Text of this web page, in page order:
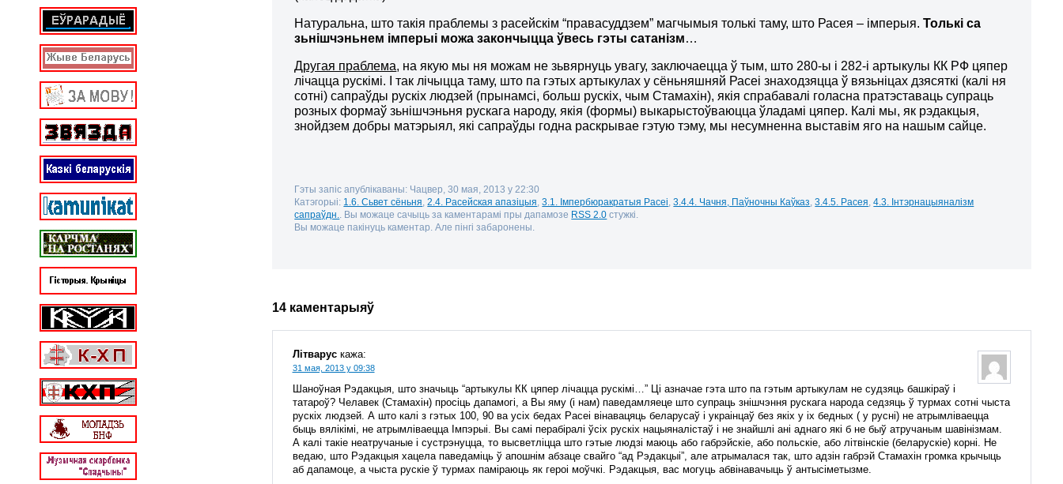
Натуральна, што такія праблемы з расейскім “правасуддзем” магчымыя толькі таму, што Расея – імперыя.Толькі са
зьнішчэньнем імперыі можа закончыцца ўвесь гэты сатанізм…
Другая праблема, на якую мы ня можам не зьвярнуць увагу, заключаецца ў тым, што 280-ы і 282-і артыкулы КК РФ цяпер
лічацца рускімі. І так лічыцца таму, што па гэтых артыкулах у сёньняшняй Расеі знаходзяцца ў вязьніцах дзясяткі (калі ня
сотні) сапраўды рускіх людзей (прынамсі, больш рускіх, чым Стамахін), якія спрабавалі голасна пратэставаць супраць
розных формаў зьнішчэньня рускага народу, якія (формы) выкарыстоўваюцца ўладамі цяпер. Калі мы, як рэдакцыя,
знойдзем добры матэрыял, які сапраўды годна раскрывае гэтую тэму, мы несумненна выставім яго на нашым сайце.
Гэты запіс апублікаваны: Чацвер, 30 мая, 2013 у 22:30
Катэгорыі: 1.6. Сьвет сёньня ,2.4. Расейская апазіцыя ,3.1. Імпербюракратыя Расеі ,3.4.4. Чачня, Паўночны Каўказ ,3.4.5. Расея ,4.3. Інтэрнацыяналізм
сапраўдн.
. Вы можаце сачыць за каментарамі пры дапамозе RSS 2.0 стужкі.
Вы можаце пакінуць каментар. Але пінгі забаронены.
14 каментарыяў
Літварус кажа:
31 мая, 2013 у 09:38
Шаноўная Рэдакцыя, што значыць “артыкулы КК цяпер лічацца рускімі…” Ці азначае гэта што па гэтым артыкулам не судзяць башкіраў і
татароў? Челавек (Стамахін) просіць дапамогі, а Вы яму (і нам) паведамляеце што супраць знішчэння рускага народа седзяць ў турмах сотні чыста
рускіх людзей. А што калі з гэтых 100, 90 ва усіх бедах Расеі вінавацяць беларусаў і украінцаў без якіх у іх бедных ( у русні) не атрымліваецца
быць вялікімі, не атрымліваецца Імпэрыі. Вы самі перабіралі ўсіх рускіх нацыяналістаў і не знайшлі ані аднаго які б не быў атручаным шавінізмам.
А калі такіе неатручаные і сустрэнуцца, то высветліцца што гэтые людзі маюць або габрэйскіе, або польскіе, або літвінскіе (беларускіе) корні. Не
ведаю, што Рэдакцыя хацела паведаміць ў апошнім абзаце свайго “ад Рэдакцыі”, але атрымалася так, што адзін габрэй Стамахін громка крычыць
аб дапамоце, а чыста рускіе ў турмах паміраюць як героі моўчкі. Рэдакцыя, вас могуць абвінавачыць ў антысіметызме.